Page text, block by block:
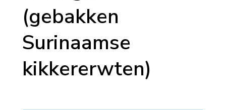
(gebakken
Surinaamse
kikkererwten)